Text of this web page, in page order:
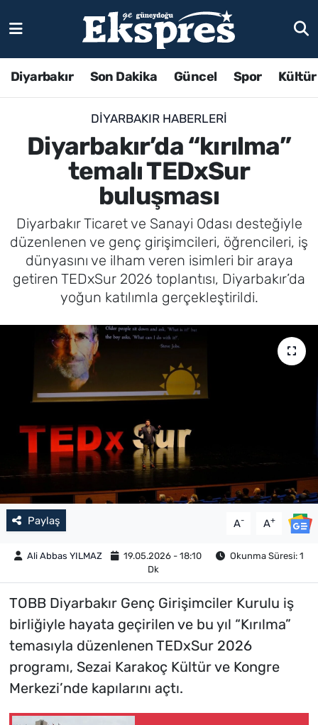
Diyarbakır Son Dakika Güncel Spor
DIYARBAKIR HABERLERI
Diyarbakır’da “kırılma”
temalı TEDxSur
buluşması
Diyarbakır Ticaret ve Sanayi Odası desteğiyle
düzenlenen ve genç girişimcileri, öğrencileri, iş
dünyasını ve ilham veren isimleri bir araya
getiren TEDxSur 2026 toplantısı, Diyarbakır’da
yoğun katılımla gerçekleştirildi.
Paylaş A- A+
Ali Abbas YILMAZ 19.05.2026 - 18:10
Okunma Süresi: 1
Dk
TOBB Diyarbakır Genç Girişimciler Kurulu iş
birliğiyle hayata geçirilen ve bu yıl “Kırılma”
temasıyla düzenlenen TEDxSur 2026
programı, Sezai Karakoç Kültür ve Kongre
Merkezi’nde kapılarını açtı.